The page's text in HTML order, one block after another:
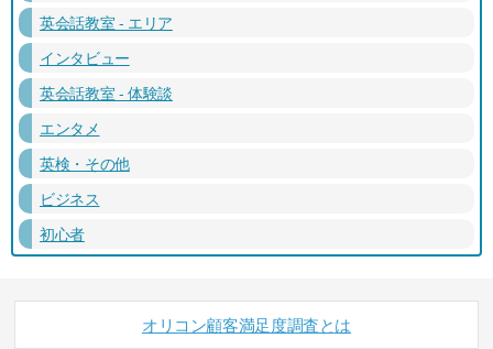
英会話教室 - エリア
インタビュー
英会話教室 - 体験談
エンタメ
英検・その他
ビジネス
初心者
オリコン顧客満足度調査とは